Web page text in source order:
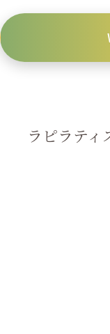
ラピラテ